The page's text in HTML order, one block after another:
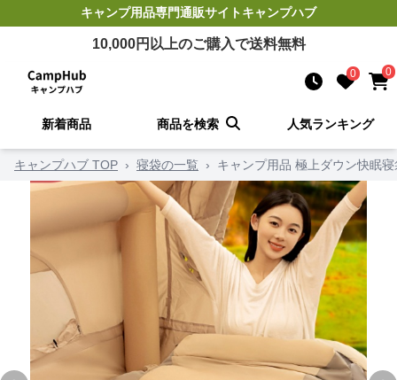
キャンプ用品専門通販サイトキャンプハブ
10,000円以上のご購入で送料無料
0 0
新着商品 商品を検索 人気ランキング
キャンプハブ TOP › 寝袋の一覧 › キャンプ用品 極上ダウン快眠寝